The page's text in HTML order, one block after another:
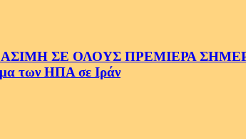
ΣΕ ΟΛΟΥΣ ΠΡΕΜΙΕΡΑ ΣΗΜΕΡΑ
των ΗΠΑ σε Ιράν